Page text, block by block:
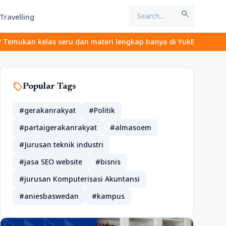
Travelling search
seru dan materi lengkap hanya di YukBelajar.com. Mulai
sellPopular Tags
#gerakanrakyat
#Politik
#partaigerakanrakyat
#almasoem
#Jurusan teknik industri
#jasa SEO website
#bisnis
#jurusan Komputerisasi Akuntansi
#aniesbaswedan
#kampus